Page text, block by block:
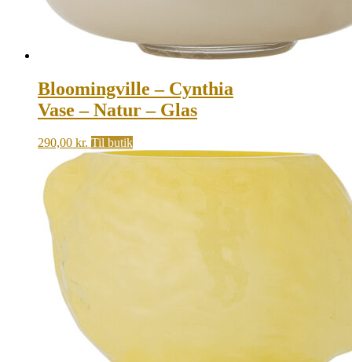
Bloomingville – Cynthia
Vase – Natur – Glas
290,00 kr. Til butik